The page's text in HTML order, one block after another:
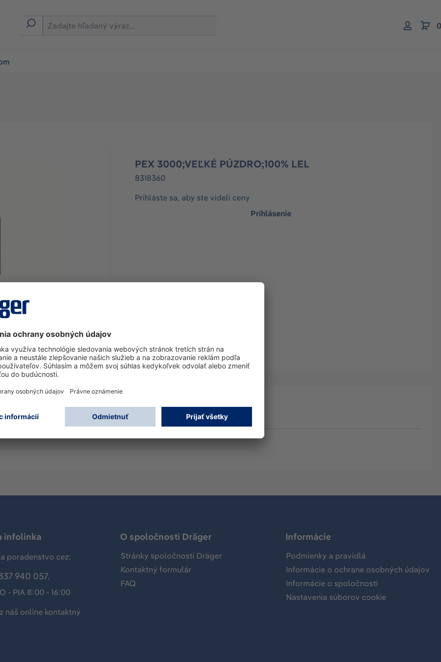
PEX 3000;VEĽKÉ PÚZDRO;100% LEL
8318360
Prihláste sa, aby ste videli ceny
Prihlásenie
infolinka
poradenstvo cez:
940 057.
- PIA 8:00 - 16:00
náš online kontaktný
O spoločnosti Dräger
Stránky spoločnosti Dräger
Kontaktný formulár
FAQ
Informácie
Podmienky a pravidlá
Informácie o ochrane osobných údajov
Informácie o spoločnosti
Nastavenia súborov cookie